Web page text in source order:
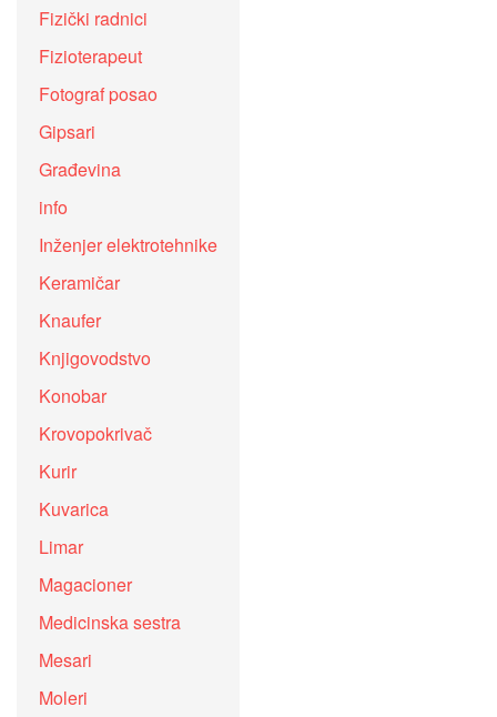
Fizički radnici
Fizioterapeut
Fotograf posao
Gipsari
Građevina
info
Inženjer elektrotehnike
Keramičar
Knaufer
Knjigovodstvo
Konobar
Krovopokrivač
Kurir
Kuvarica
Limar
Magacioner
Medicinska sestra
Mesari
Moleri